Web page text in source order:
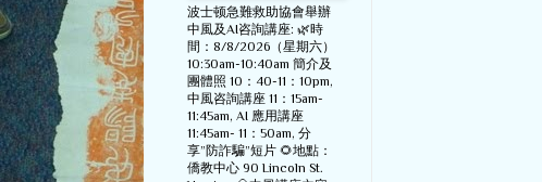
波士顿急難救助協會舉辦
中風及AI咨詢講座: 🌿時
間：8/8/2026（星期六）
10:30am-10:40am 簡介及
團體照 10：40-11：10pm,
中風咨詢講座 11：15am-
11:45am, AI 應用講座
11:45am- 11：50am, 分
享”防詐騙”短片 🌻地點：
僑教中心 90 Lincoln St.